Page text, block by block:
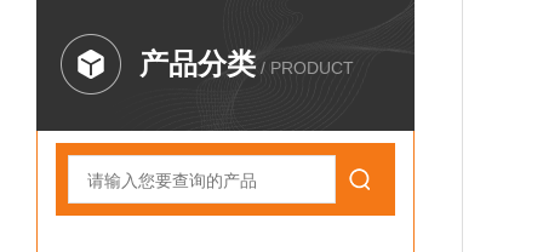
产品分类 / PRODUCT